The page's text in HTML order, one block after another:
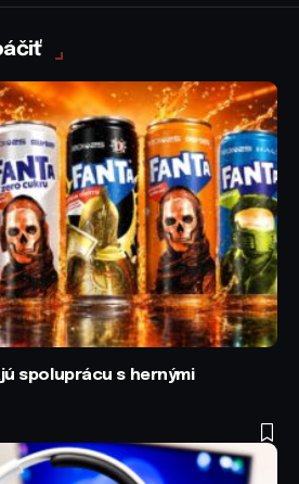
spoluprácu s hernými